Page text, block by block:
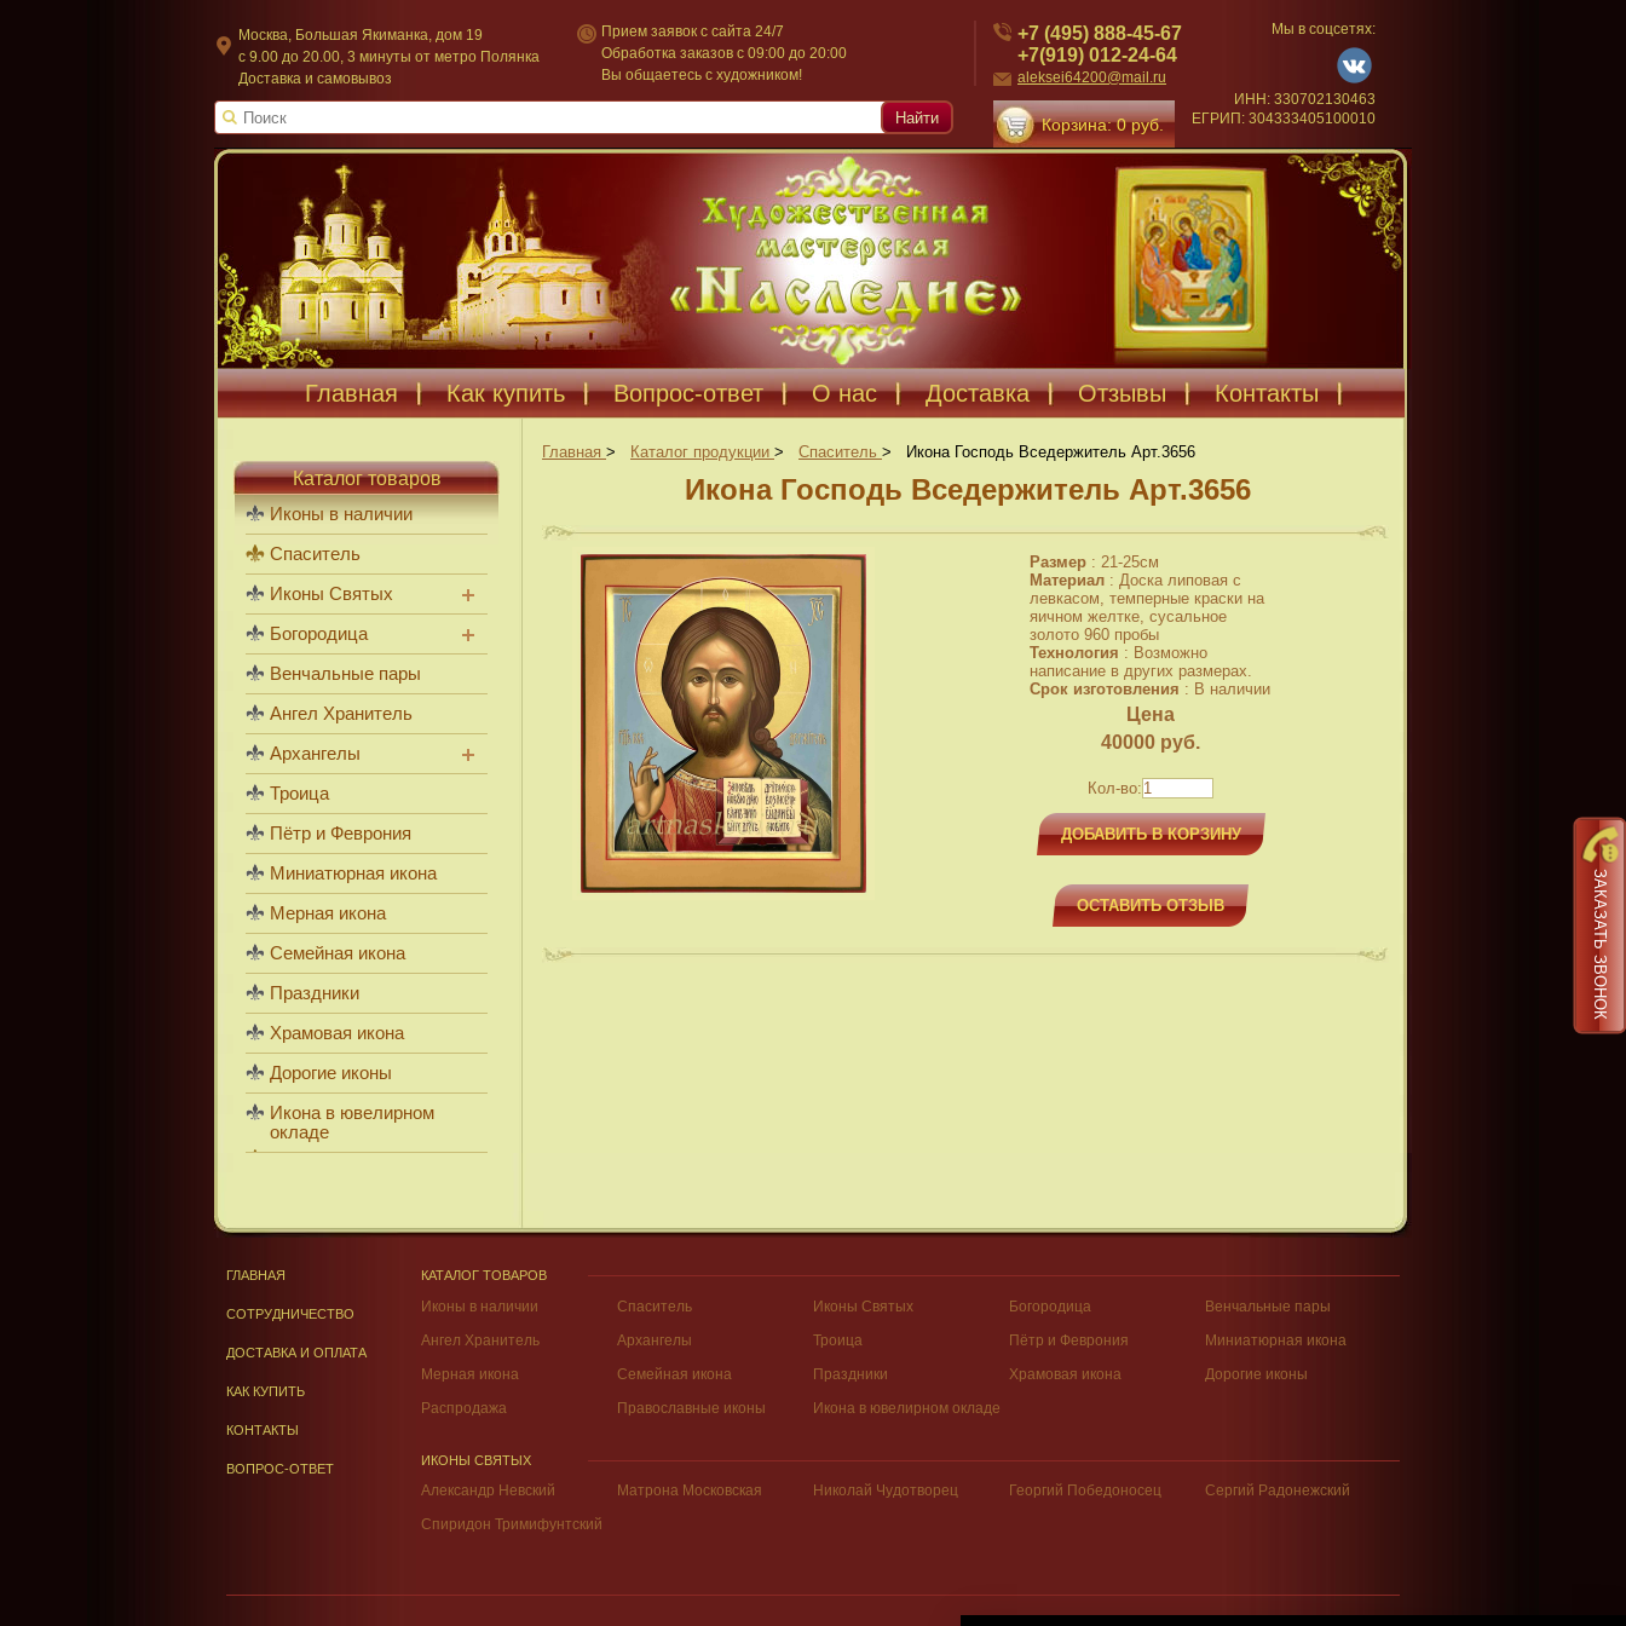
Москва, Большая Якиманка, дом 19
c 9.00 до 20.00, 3 минуты от метро Полянка
Доставка и самовывоз
Прием заявок с сайта 24/7
Обработка заказов с 09:00 до 20:00
Вы общаетесь с художником!
+7 (495) 888-45-67
+7(919) 012-24-64
aleksei64200@mail.ru
Корзина: 0 руб.
Мы в соцсетях:
ИНН: 330702130463
ЕГРИП: 304333405100010
Найти
Главная Как купить Вопрос-ответ О нас Доставка Отзывы Контакты
Главная > Каталог продукции > Спаситель > Икона Господь Вседержитель Арт.3656
Икона Господь Вседержитель Арт.3656
Размер : 21-25см
Материал : Доска липовая с
левкасом, темперные краски на
яичном желтке, сусальное
золото 960 пробы
Технология : Возможно
написание в других размерах.
Срок изготовления : В наличии
Цена
40000 руб.
Кол-во:
ДОБАВИТЬ В КОРЗИНУ
ОСТАВИТЬ ОТЗЫВ
Каталог товаров
Иконы в наличии
Спаситель
Иконы Святых
Богородица
Венчальные пары
Ангел Хранитель
Архангелы
Троица
Пётр и Феврония
Миниатюрная икона
Мерная икона
Семейная икона
Праздники
Храмовая икона
Дорогие иконы
Икона в ювелирном
окладе
ЗАКАЗАТЬ ЗВОНОК
ГЛАВНАЯ
СОТРУДНИЧЕСТВО
ДОСТАВКА И ОПЛАТА
КАК КУПИТЬ
КОНТАКТЫ
ВОПРОС-ОТВЕТ
КАТАЛОГ ТОВАРОВ
Иконы в наличии Спаситель Иконы Святых Богородица
Венчальные пары
Ангел Хранитель
Архангелы Троица Пётр и Феврония
Миниатюрная икона
Мерная икона
Семейная икона Праздники Храмовая икона
Дорогие иконы
Распродажа
Православные иконы Икона в ювелирном окладе
ИКОНЫ СВЯТЫХ
Александр Невский Матрона Московская Николай Чудотворец Георгий Победоносец
Сергий Радонежский
Спиридон Тримифунтский